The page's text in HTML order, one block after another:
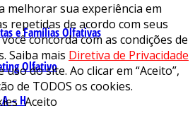
e Famílias Olfativas
Olfativo
– H
melhorar sua experiência em
repetidas de acordo com seus
concorda com as condições de
Saiba mais Diretiva de Privacidade
uso do site. Ao clicar em “Aceito”,
de TODOS os cookies.
Aceito